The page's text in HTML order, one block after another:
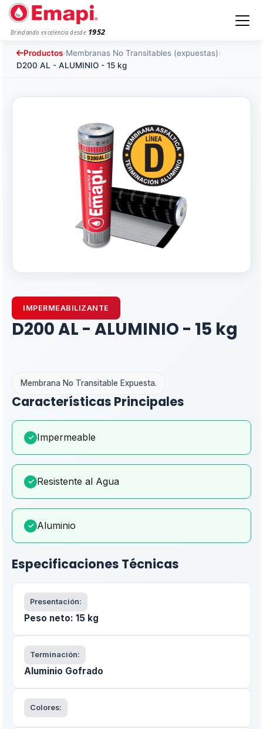
Brindando excelencia desde 1952
Productos›Membranas No Transitables (expuestas)›
D200 AL - ALUMINIO - 15 kg
IMPERMEABILIZANTE
D200 AL - ALUMINIO - 15 kg
Membrana No Transitable Expuesta.
Características Principales
✓ Impermeable
✓ Resistente al Agua
✓ Aluminio
Especificaciones Técnicas
Presentación:
Peso neto: 15 kg
Terminación:
Aluminio Gofrado
Colores: